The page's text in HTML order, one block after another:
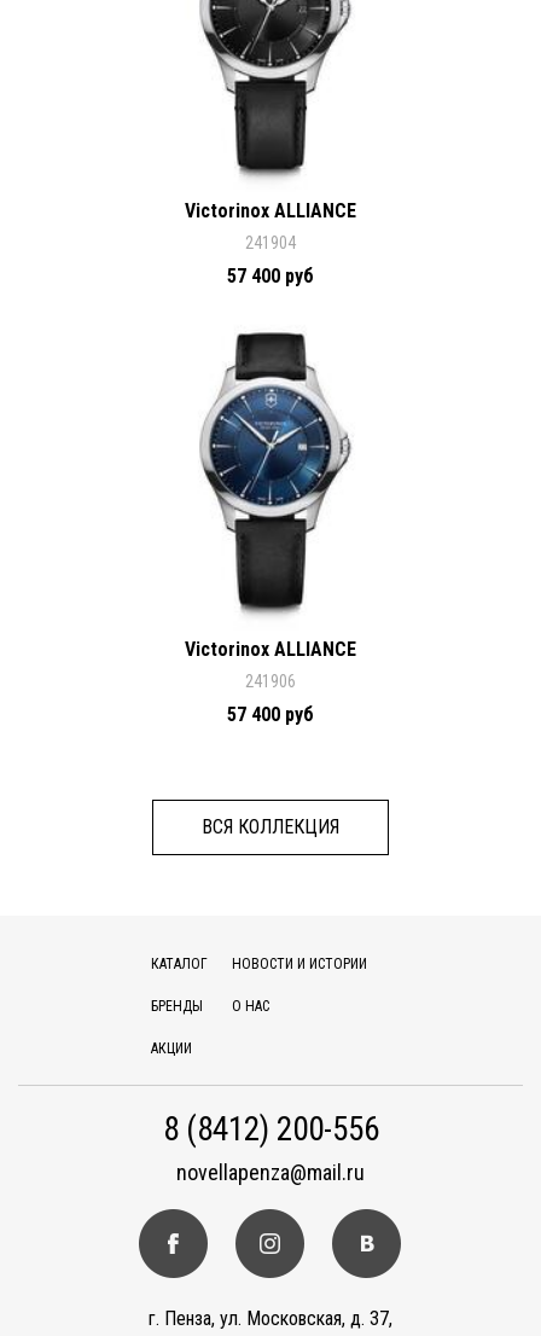
Victorinox ALLIANCE
241904
57 400 руб
Victorinox ALLIANCE
241906
57 400 руб
ВСЯ КОЛЛЕКЦИЯ
КАТАЛОГ
БРЕНДЫ
АКЦИИ
НОВОСТИ И ИСТОРИИ
О НАС
8 (8412) 200-556
novellapenza@mail.ru
г. Пенза, ул. Московская, д. 37,